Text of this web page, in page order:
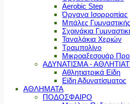
Aerobic Step
Όργανα Ισορροπίας
Μπάλες Γυμναστικής
Σχοινάκια
Ταναλάκια Χεριών
Τραμπολίνο
Μικροαξεσουάρ
ΑΔΥΝΑΤΙΣΜΑ -
Αθλητιατρικά Είδη
Είδη Αδυνατίσματος
ΑΘΛΗΜΑΤΑ
ΠΟΔΟΣΦΑΙΡΟ